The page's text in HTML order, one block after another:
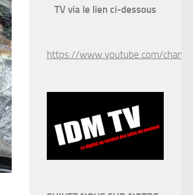
TV via le lien ci-dessous
https://www.youtube.com/